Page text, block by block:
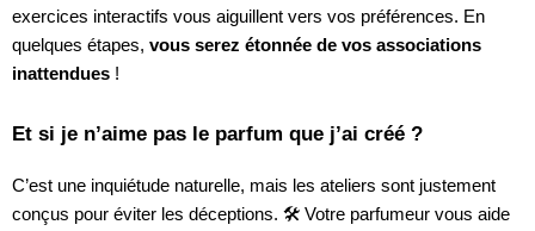
exercices interactifs vous aiguillent vers vos préférences. En
quelques étapes, vous serez étonnée de vos associations
inattendues !
Et si je n’aime pas le parfum que j’ai créé ?
C’est une inquiétude naturelle, mais les ateliers sont justement
conçus pour éviter les déceptions. 🛠️ Votre parfumeur vous aide